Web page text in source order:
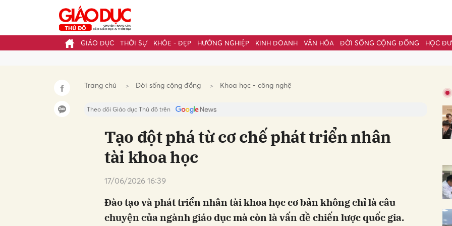
GIÁO DỤC THỜI SỰ KHỎE - ĐẸP HƯỚNG NGHIỆP KINH DOANH VĂN HÓA ĐỜI SỐNG CỘNG ĐỒNG HỌC
Trang chủ Đời sống cộng đồng Khoa học - công nghệ
Theo dõi Giáo dục Thủ đô trên
Tạo đột phá từ cơ chế phát triển nhân
tài khoa học
17/06/2026 16:39
Đào tạo và phát triển nhân tài khoa học cơ bản không chỉ là câu
chuyện của ngành giáo dục mà còn là vấn đề chiến lược quốc gia.
Gửi bình luận